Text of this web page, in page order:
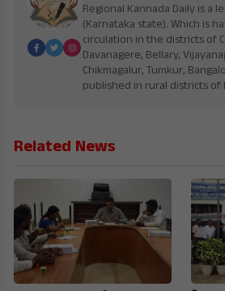
Regional Kannada Daily is a
(Karnataka state). Which is
circulation in the districts of
Davanagere, Bellary,
Chikmagalur, Tumkur,
published in rural districts of
Related News